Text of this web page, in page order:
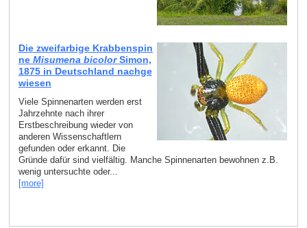
Die zweifarbige Krabbenspin
ne Misumena bicolorSimon,
1875 in Deutschland nachge
wiesen
Viele Spinnenarten werden erst
Jahrzehnte nach ihrer
Erstbeschreibung wieder von
anderen Wissenschaftlern
gefunden oder erkannt. Die
Gründe dafür sind vielfältig. Manche Spinnenarten bewohnen z.B.
wenig untersuchte oder...
[more]